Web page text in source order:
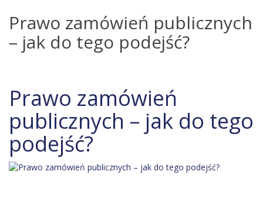
Prawo zamówień publicznych
– jak do tego podejść?
Prawo zamówień
publicznych – jak do tego
podejść?